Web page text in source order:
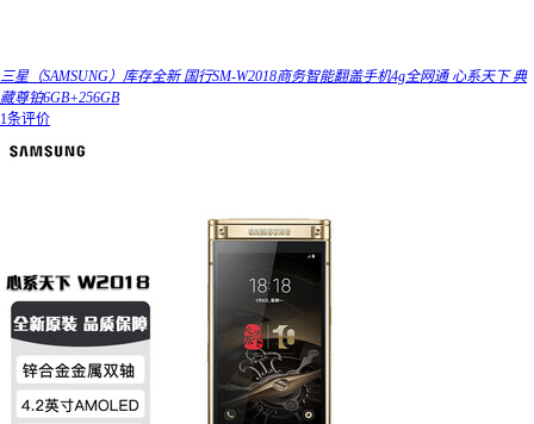
三星（SAMSUNG）库存全新 国行SM-W2018商务智能翻盖手机4g全网通 心系天下 典
藏尊铂6GB+256GB
1条评价